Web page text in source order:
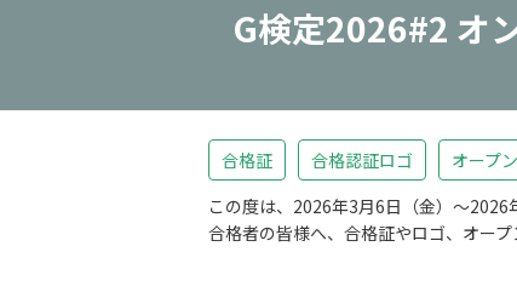
G検定2026#2 オ
合格証 合格認証ロゴ オープ
この度は、2026年3月6日（金）～
合格者の皆様へ、合格証やロゴ、オー